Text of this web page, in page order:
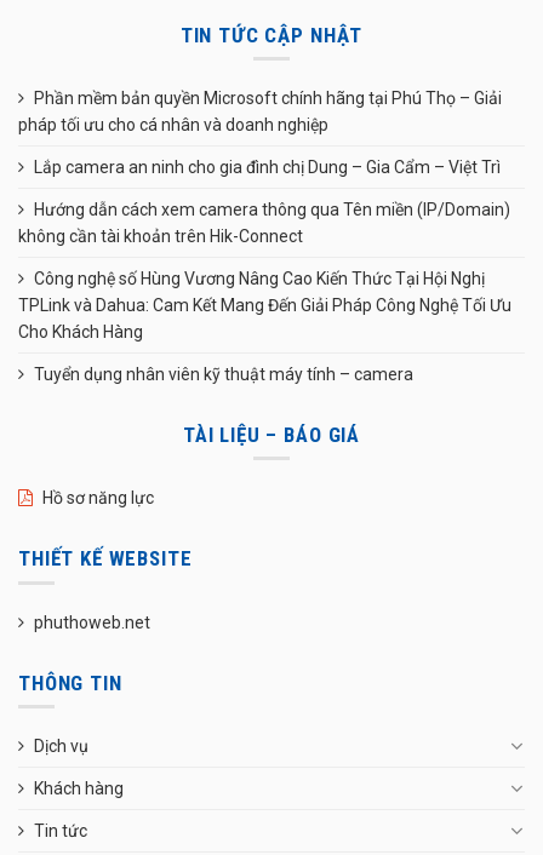
TIN TỨC CẬP NHẬT
Phần mềm bản quyền Microsoft chính hãng tại Phú Thọ – Giải
pháp tối ưu cho cá nhân và doanh nghiệp
Lắp camera an ninh cho gia đình chị Dung – Gia Cẩm – Việt Trì
Hướng dẫn cách xem camera thông qua Tên miền (IP/Domain)
không cần tài khoản trên Hik-Connect
Công nghệ số Hùng Vương Nâng Cao Kiến Thức Tại Hội Nghị
TPLink và Dahua: Cam Kết Mang Đến Giải Pháp Công Nghệ Tối Ưu
Cho Khách Hàng
Tuyển dụng nhân viên kỹ thuật máy tính – camera
TÀI LIỆU – BÁO GIÁ
Hồ sơ năng lực
THIẾT KẾ WEBSITE
phuthoweb.net
THÔNG TIN
Dịch vụ
Khách hàng
Tin tức